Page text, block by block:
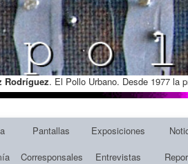
Rodríguez. El Pollo Urbano. Desde 1977 la
Pantallas Exposiciones
Corresponsales Entrevistas